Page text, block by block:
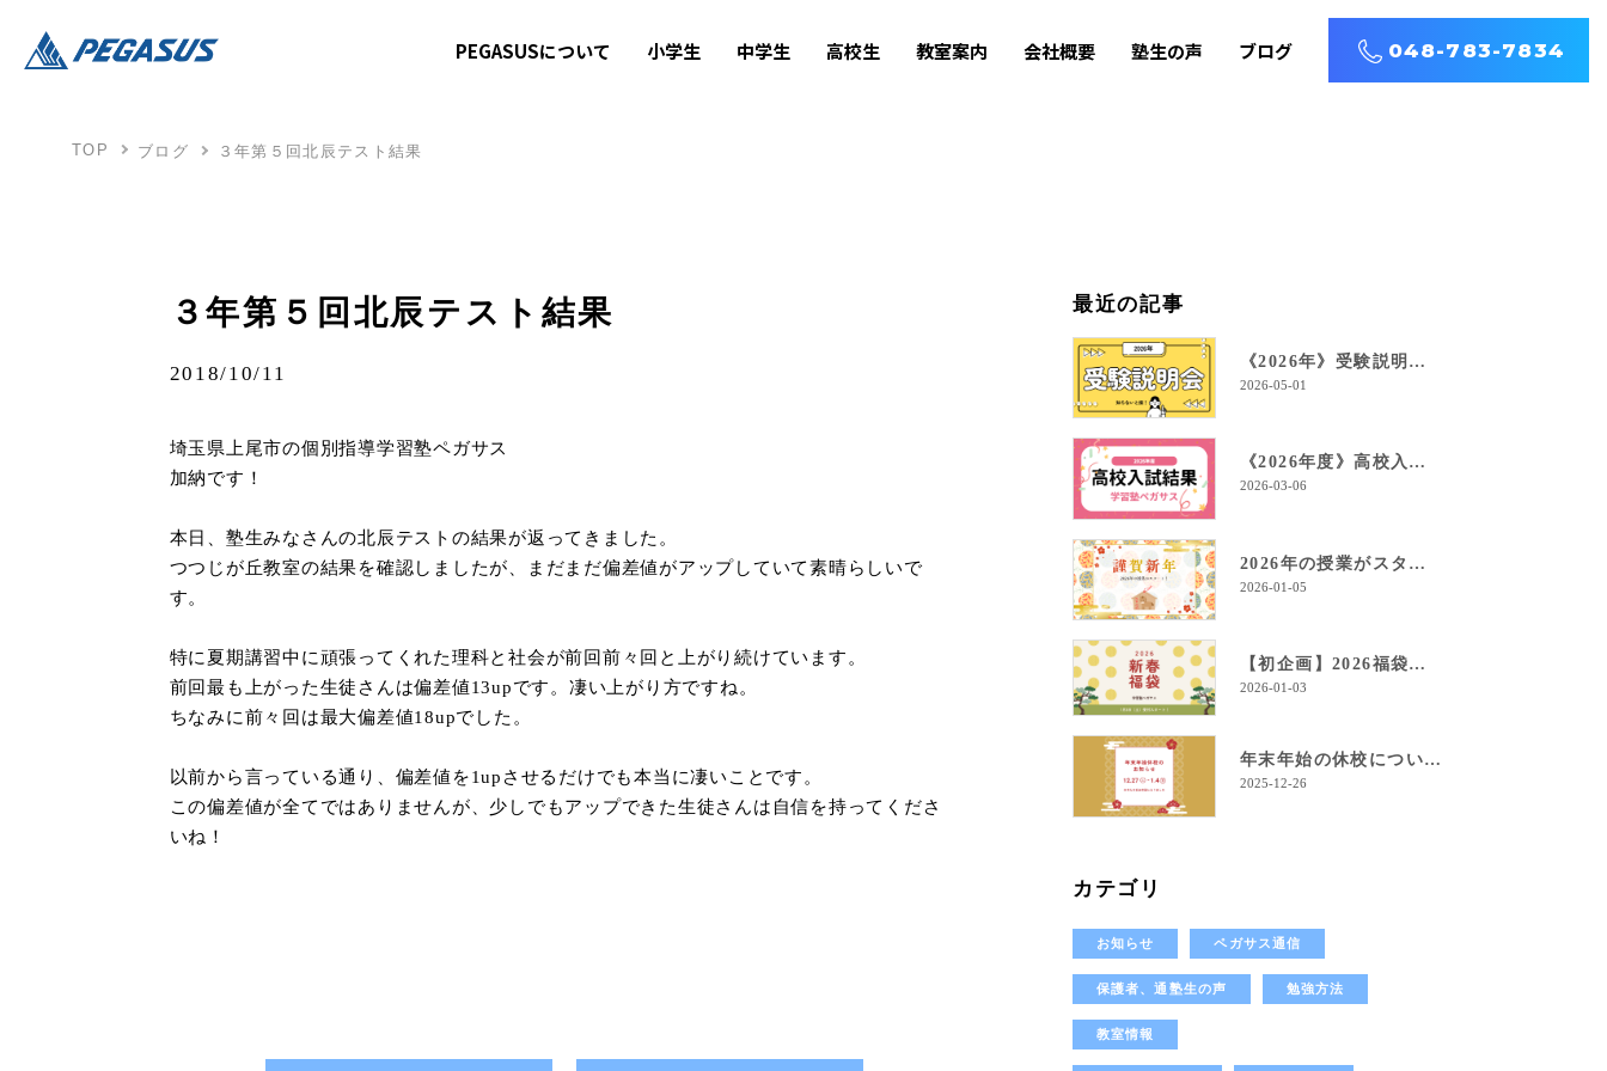
PEGASUSについて 小学生 中学生 高校生 教室案内 会社概要 塾生の声 ブログ 048-783-7834
TOP ブログ ３年第５回北辰テスト結果
３年第５回北辰テスト結果
2018/10/11
埼玉県上尾市の個別指導学習塾ペガサス
加納です！
本日、塾生みなさんの北辰テストの結果が返ってきました。
つつじが丘教室の結果を確認しましたが、まだまだ偏差値がアップしていて素晴らしいで
す。
特に夏期講習中に頑張ってくれた理科と社会が前回前々回と上がり続けています。
前回最も上がった生徒さんは偏差値13upです。凄い上がり方ですね。
ちなみに前々回は最大偏差値18upでした。
以前から言っている通り、偏差値を1upさせるだけでも本当に凄いことです。
この偏差値が全てではありませんが、少しでもアップできた生徒さんは自信を持ってくださ
いね！
最近の記事
《2026年》受験説明会を開催します！
2026-05-01
《2026年度》高校入試結果！
2026-03-06
2026年の授業がスタート！
2026-01-05
【初企画】2026福袋のご案内！
2026-01-03
年末年始の休校について
2025-12-26
カテゴリ
お知らせ ペガサス通信
保護者、通塾生の声 勉強方法
教室情報